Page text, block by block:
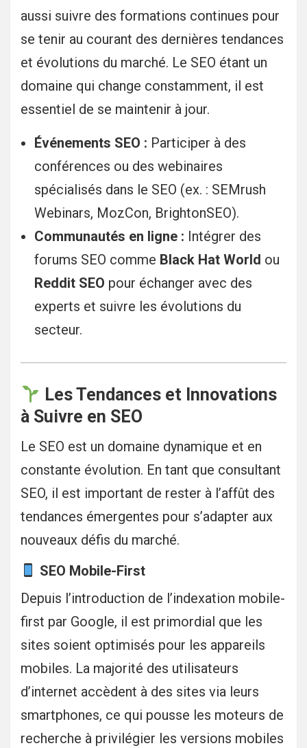
aussi suivre des formations continues pour
se tenir au courant des dernières tendances
et évolutions du marché. Le SEO étant un
domaine qui change constamment, il est
essentiel de se maintenir à jour.
Événements SEO : Participer à des
conférences ou des webinaires
spécialisés dans le SEO (ex. : SEMrush
Webinars, MozCon, BrightonSEO).
Communautés en ligne : Intégrer des
forums SEO comme Black Hat World ou
Reddit SEO pour échanger avec des
experts et suivre les évolutions du
secteur.
Les Tendances et Innovations
à Suivre en SEO
Le SEO est un domaine dynamique et en
constante évolution. En tant que consultant
SEO, il est important de rester à l’affût des
tendances émergentes pour s’adapter aux
nouveaux défis du marché.
SEO Mobile-First
Depuis l’introduction de l’indexation mobile-
first par Google, il est primordial que les
sites soient optimisés pour les appareils
mobiles. La majorité des utilisateurs
d’internet accèdent à des sites via leurs
smartphones, ce qui pousse les moteurs de
recherche à privilégier les versions mobiles